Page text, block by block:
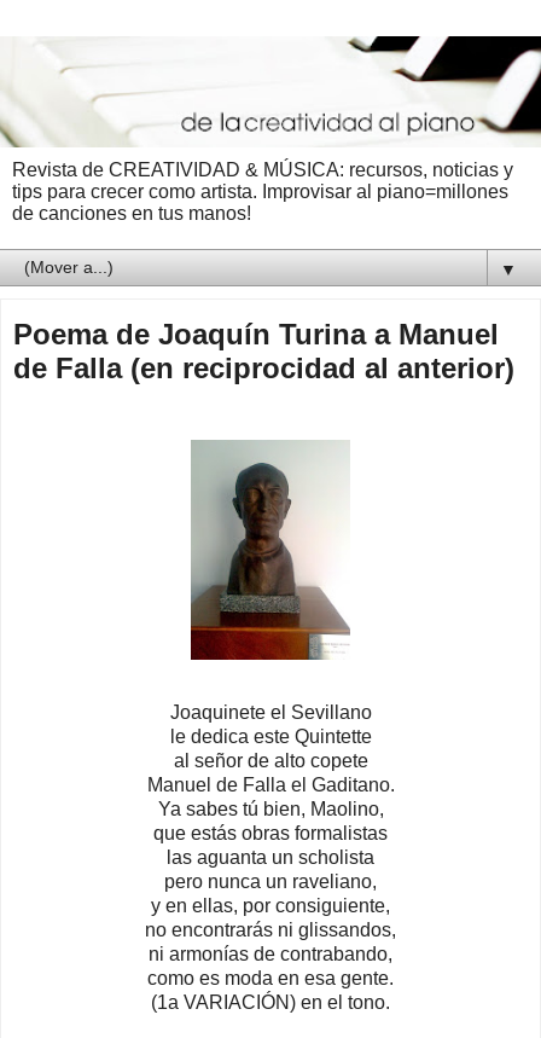
Revista de CREATIVIDAD & MÚSICA: recursos, noticias y
tips para crecer como artista. Improvisar al piano=millones
de canciones en tus manos!
▼
Poema de Joaquín Turina a Manuel
de Falla (en reciprocidad al anterior)
Joaquinete el Sevillano
le dedica este Quintette
al señor de alto copete
Manuel de Falla el Gaditano.
Ya sabes tú bien, Maolino,
que estás obras formalistas
las aguanta un scholista
pero nunca un raveliano,
y en ellas, por consiguiente,
no encontrarás ni glissandos,
ni armonías de contrabando,
como es moda en esa gente.
(1a VARIACIÓN) en el tono.